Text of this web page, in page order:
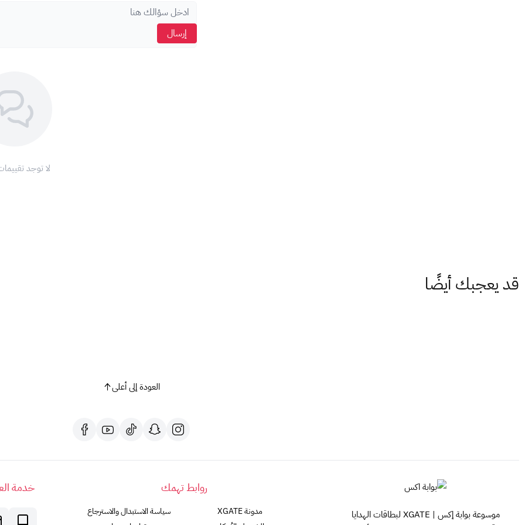
كيف تشحن اشتراك تويتش:
قم بزيارة الرابط الرسمي:
سجّل الدخول إلى حسابك على تويتش.
دعم صناع المحتوى المفضلين لديك بشكل مباشر.
الحصول على محتوى حصري وعروض خاصة.
إرسال
لا توجد
قد يعجبك أيضًا
العودة إلى أعلى
موسوعة بوابة إكس | XGATE لبطاقات الهدايا
روابط تهمك
مدونة XGATE
سياسة الاستبدال والاسترجاع
خدمة